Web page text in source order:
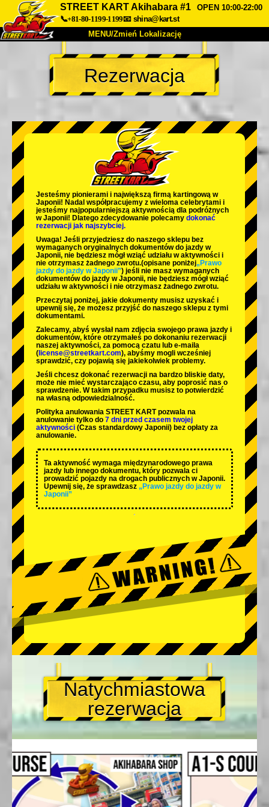
STREET KART Akihabara #1
OPEN 10:00-22:00
📞+81-80-1199-1199📧 shina@kart.st
MENU/Zmień Lokalizację
TOP
O nas Specyfikacja Cena
Firma Rezerwacja
Zmień Lokalizację
Tokyo Shinagawa Tokyo Akihabara#1
Tokyo Akihabara#2
Tokyo Shibuya Annex Tokyo Bay
Tokyo Asakusa Osaka
Okinawa
Rezerwacja
Jesteśmy pionierami i największą firmą kartingową w
Japonii! Nadal współpracujemy z wieloma celebrytami i
jesteśmy najpopularniejszą aktywnością dla podróżnych
w Japonii! Dlatego zdecydowanie polecamy dokonać
rezerwacji jak najszybciej.
Uwaga! Jeśli przyjedziesz do naszego sklepu bez
wymaganych oryginalnych dokumentów do jazdy w
Japonii, nie będziesz mógł wziąć udziału w aktywności i
nie otrzymasz żadnego zwrotu.(opisane poniżej„Prawo
jazdy do jazdy w Japonii”) jeśli nie masz wymaganych
dokumentów do jazdy w Japonii, nie będziesz mógł wziąć
udziału w aktywności i nie otrzymasz żadnego zwrotu.
Przeczytaj poniżej, jakie dokumenty musisz uzyskać i
upewnij się, że możesz przyjść do naszego sklepu z tymi
dokumentami.
Zalecamy, abyś wysłał nam zdjęcia swojego prawa jazdy i
dokumentów, które otrzymałeś po dokonaniu rezerwacji
naszej aktywności, za pomocą czatu lub e-maila
( license@streetkart.com), abyśmy mogli wcześniej
sprawdzić, czy pojawią się jakiekolwiek problemy.
Jeśli chcesz dokonać rezerwacji na bardzo bliskie daty,
może nie mieć wystarczająco czasu, aby poprosić nas o
sprawdzenie. W takim przypadku musisz to potwierdzić
na własną odpowiedzialność.
Polityka anulowania STREET KART pozwala na
anulowanie tylko do 7 dni przed czasem twojej
aktywności (Czas standardowy Japonii) bez opłaty za
anulowanie.
Ta aktywność wymaga międzynarodowego prawa
jazdy lub innego dokumentu, który pozwala ci
prowadzić pojazdy na drogach publicznych w Japonii.
Upewnij się, że sprawdzasz „Prawo jazdy do jazdy w
Japonii”
Natychmiastowa
rezerwacja